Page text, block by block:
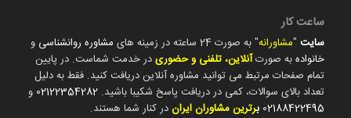
ساعت کار
سایت"مشاورانه" به صورت 24 ساعته در زمینه های مشاوره روانشناسی و
خانوادهبه صورتآنلاین، تلفنی و حضوریدر خدمت شماست. در پایین
تمام صفحات مرتبط می توانید مشاوره آنلاین دریافت کنید. فقط به دلیل
تعداد بالای سوالات، کمی در دریافت پاسخ شکیبا باشید. 02122354282 و
02188422495 برترین مشاوران ایراندر کنار شما هستند.